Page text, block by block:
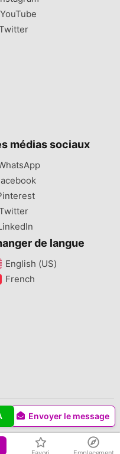
Envoyer le message
YouTube
médias sociaux
de langue
English (US)‎
French‎
les droits sont réservés.